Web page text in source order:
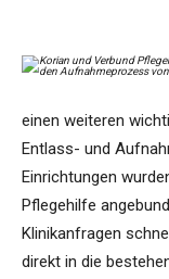
einen weiteren
Entlass- und
Einrichtungen
Pflegehilfe
Klinikanfragen
direkt in die